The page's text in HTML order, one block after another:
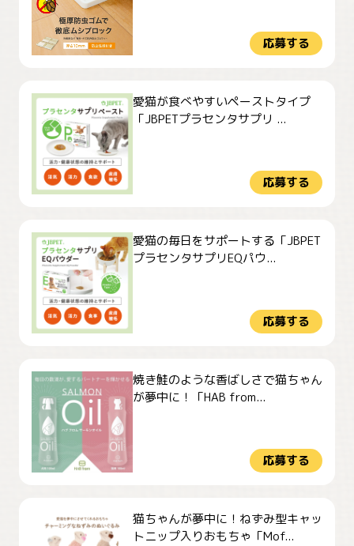
応募する
愛猫が食べやすいペーストタイプ
「JBPETプラセンタサプリ ...
応募する
愛猫の毎日をサポートする「JBPET
プラセンタサプリEQパウ...
応募する
焼き鮭のような香ばしさで猫ちゃん
が夢中に！「HAB from...
応募する
猫ちゃんが夢中に！ねずみ型キャッ
トニップ入りおもちゃ「Mof...